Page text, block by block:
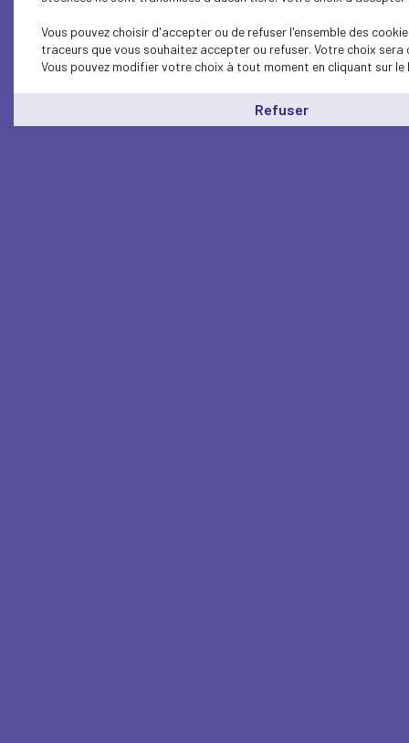
Vous pouvez choisir d'accepter ou de refuser l'ensemble des
traceurs que vous souhaitez accepter ou refuser. Votre choix
Vous pouvez modifier votre choix à tout moment en cliquant sur le
Refuser